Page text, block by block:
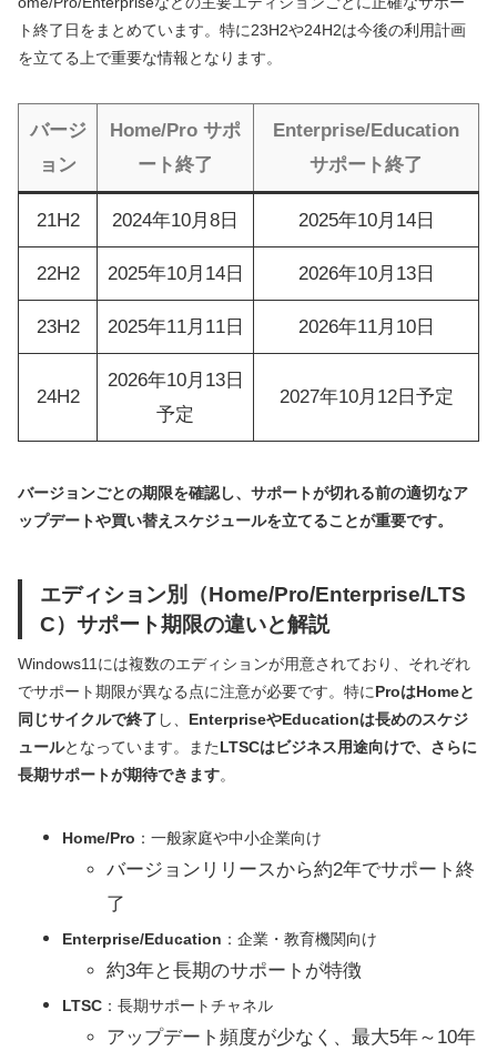
ト終了日をまとめています。特に23H2や24H2は今後の利用計画
を立てる上で重要な情報となります。
バージ
ョン
Home/Pro サポ
ート終了
Enterprise/Education
サポート終了
21H2 2024年10月8日 2025年10月14日
22H2 2025年10月14日 2026年10月13日
23H2 2025年11月11日 2026年11月10日
24H2
2026年10月13日
予定
2027年10月12日予定
バージョンごとの期限を確認し、サポートが切れる前の適切なア
ップデートや買い替えスケジュールを立てることが重要です。
エディション別（Home/Pro/Enterprise/LTS
C）サポート期限の違いと解説
Windows11には複数のエディションが用意されており、それぞれ
でサポート期限が異なる点に注意が必要です。特にProはHomeと
同じサイクルで終了 し、 EnterpriseやEducationは長めのスケジ
ュールとなっています。またLTSCはビジネス用途向けで、さらに
長期サポートが期待できます。
Home/Pro ：一般家庭や中小企業向け
バージョンリリースから約2年でサポート終
了
Enterprise/Education ：企業・教育機関向け
約3年と長期のサポートが特徴
LTSC ：長期サポートチャネル
アップデート頻度が少なく、最大5年～10年